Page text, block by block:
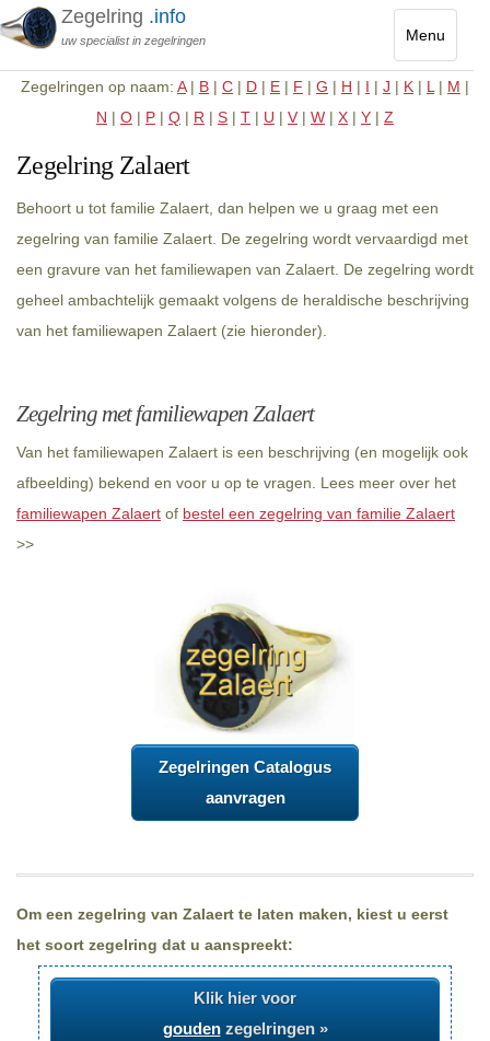
Menu
Toggle
Zegelring .info
uw specialist in zegelringen
Zegelringen op naam: A| B | C | D | E | F | G | H | I | J | K | L | M |
N | O | P | Q | R | S | T | U | V | W | X | Y | Z
Zegelring Zalaert
Behoort u tot familie Zalaert, dan helpen we u graag met een
zegelring van familie Zalaert. De zegelring wordt vervaardigd met
een gravure van het familiewapen van Zalaert. De zegelring wordt
geheel ambachtelijk gemaakt volgens de heraldische beschrijving
van het familiewapen Zalaert (zie hieronder).
Zegelring met familiewapen Zalaert
Van het familiewapen Zalaert is een beschrijving (en mogelijk ook
afbeelding) bekend en voor u op te vragen. Lees meer over het
familiewapen Zalaert of bestel een zegelring van familie Zalaert
>>
Zegelringen Catalogus
aanvragen
Om een zegelring van Zalaert te laten maken, kiest u eerst
het soort zegelring dat u aanspreekt:
Klik hier voor
goudenzegelringen »